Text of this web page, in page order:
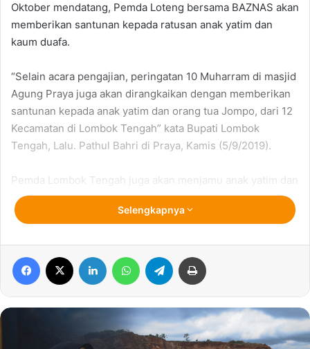
Oktober mendatang, Pemda Loteng bersama BAZNAS akan
memberikan santunan kepada ratusan anak yatim dan
kaum duafa.
“Selain acara pengajian, peringatan 10 Muharram di masjid
Agung Praya juga akan dirangkaikan dengan memberikan
santunan kepada anak yatim dan orang tua Jompo, dari 12
Kecamatan di Lombok Tengah” kata Bupati Lombok
Tengah, Lalu. Pathul Bahri di Praya, Kamis (5/9/2019).
Pemda Lombok Tengah juga akan menjamu anak yatim dan
orang tua jompo dengan berbuka bersama dengan cara
begibung.
Pathul juga mengajak kepada segenap elemen masyarakat
yang berkemampuan agar menyisihkan sebagian harta
dimiliki untuk diberikan kepada anak yatim dan kaum
duafa, sebagai wujud saling bantu membantu agar semua
umat Islam merasakan kemakmuran bersama.
Selengkapnya
Facebook LinkedIn WhatsAppTelegram